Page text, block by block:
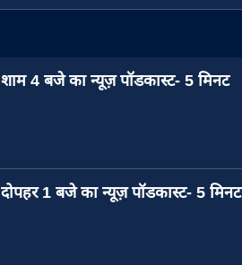
शाम 4 बजे का न्यूज़ पॉडकास्ट- 5 मिनट
दोपहर 1 बजे का न्यूज़ पॉडकास्ट- 5 मिनट